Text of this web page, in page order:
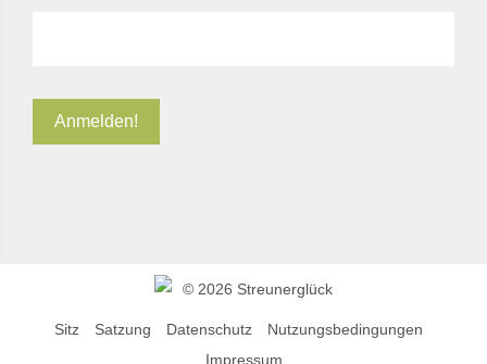
© 2026 Streunerglück
Sitz Satzung Datenschutz
Nutzungsbedingungen
Impressum